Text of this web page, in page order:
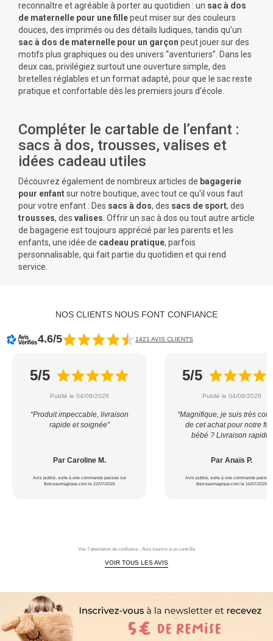
reconnaître et agréable à porter au quotidien : un sac à dos
de maternelle pour une fillepeut miser sur des couleurs
douces, des imprimés ou des détails ludiques, tandis qu’un
sac à dos de maternelle pour un garçon peut jouer sur des
motifs plus graphiques ou des univers “aventuriers”. Dans les
deux cas, privilégiez surtout une ouverture simple, des
bretelles réglables et un format adapté, pour que le sac reste
pratique et confortable dès les premiers jours d’école.
Compléter le cartable de l’enfant :
sacs à dos, trousses, valises et
idées cadeau utiles
Découvrez également de nombreux articles de bagagerie
pour enfantsur notre boutique, avec tout ce qu'il vous faut
pour votre enfant : Des sacs à dos, des sacs de sport, des
trousses, des valises. Offrir un sac à dos ou tout autre article
de bagagerie est toujours apprécié par les parents et les
enfants, une idée de cadeau pratique, parfois
personnalisable, qui fait partie du quotidien et qui rend
service.
NOS CLIENTS NOUS FONT CONFIANCE
4.6/5 1421 AVIS CLIENTS
5/5
Publié le 04/08/2026
“Produit impeccable, livraison
rapide et soignée”
Par Caroline M.
Avis publié, suite à une commande passée sur
Berceaumagique.com le 22/07/2026
5/5
Publié le 04/08/2026
“Magnifique, je suis très
de cet achat pour notre
bébé ? Livraison rapide”
Par Anaïs P.
Avis publié, suite à une commande passée
Berceaumagique.com le 16/07/2026
Voir l'attestation de confiance - Avis soumis à un contrôle
VOIR TOUS LES AVIS